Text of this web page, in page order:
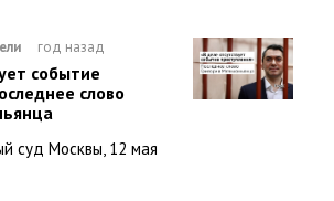
год назад
событие
слово
суд Москвы, 12 мая